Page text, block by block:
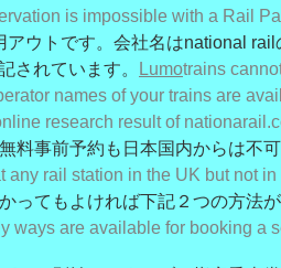
is impossible with a Rail
アウトです。会社名はnational
されています。 Lumotrains
names of your trains are
research result of
料事前予約も日本国内からは不
rail station in the UK but not in
ってもよければ下記２つの方法
ways are available for booking a